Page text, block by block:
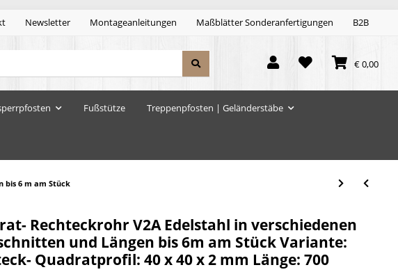
Newsletter Montageanleitungen Maßblätter Sonderanfertigungen B2B
€ 0,00
Fußstütze Treppenpfosten | Geländerstäbe
bis 6 m am Stück
Rechteckrohr V2A Edelstahl in verschiedenen
und Längen bis 6m am Stück Variante:
Quadratprofil: 40 x 40 x 2 mm Länge: 700